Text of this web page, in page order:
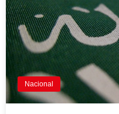
Nacional